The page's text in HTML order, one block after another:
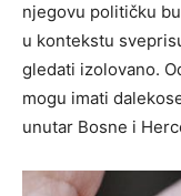
njegovu političku
u kontekstu
gledati izolovano.
mogu imati
unutar Bosne i